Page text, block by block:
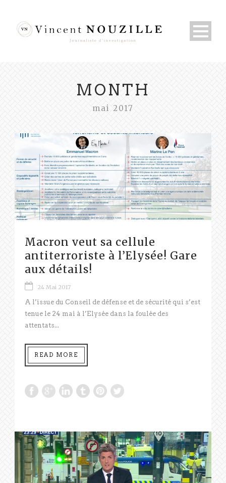
MONTH
mai 2017
Macron veut sa cellule
antiterroriste à l’Elysée! Gare
aux détails!
24 Mai 2017
A l’issue du Conseil de défense et de sécurité qui s’est
tenue le 24 mai à l’Elysée dans la foulée des
attentats...
READ MORE